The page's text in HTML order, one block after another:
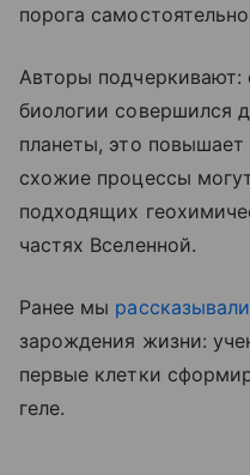
порога
Авторы подчеркивают:
биологии совершился
планеты, это повышает
схожие процессы
подходящих
частях Вселенной.
Ранее мы рассказывали
зарождения жизни:
первые клетки
геле.